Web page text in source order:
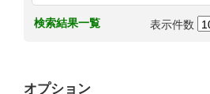
検索結果一覧 表示件数
オプション